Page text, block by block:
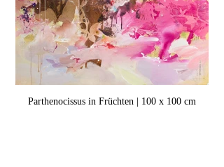
Parthenocissus in Früchten | 100 x 100 cm